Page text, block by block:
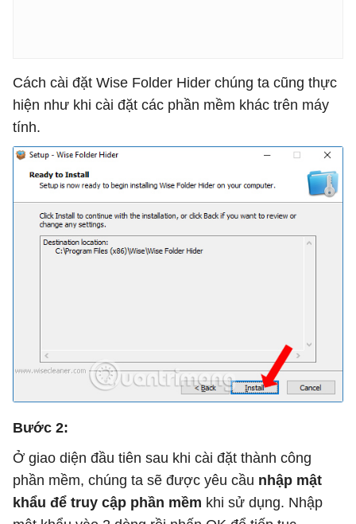
Cách cài đặt Wise Folder Hider chúng ta cũng thực
hiện như khi cài đặt các phần mềm khác trên máy
tính.
Bước 2:
Ở giao diện đầu tiên sau khi cài đặt thành công
phần mềm, chúng ta sẽ được yêu cầu nhập mật
khẩu để truy cập phần mềm khi sử dụng. Nhập